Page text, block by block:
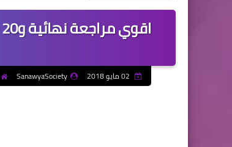
SanawyaSociety